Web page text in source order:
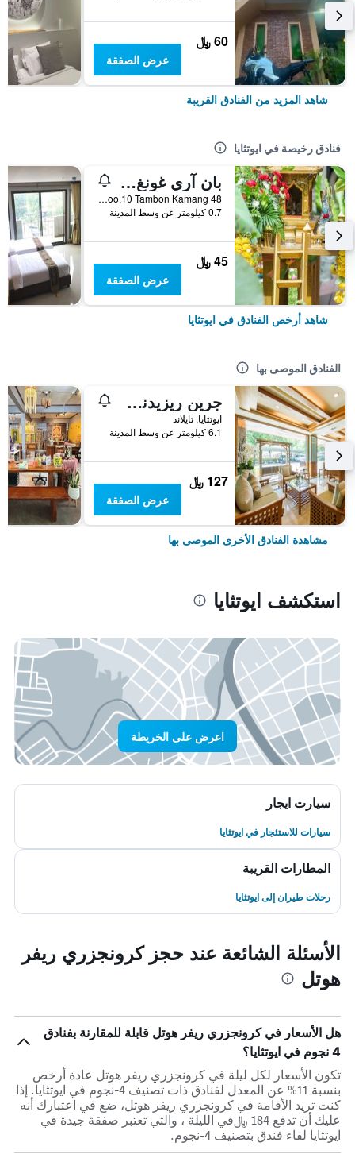
60 ﷼
عرض الصفقة
شاهد المزيد من الفنادق القريبة
فنادق رخيصة في ايوتثايا
بان آري غونغ يرفيرسايد هومستاي
48 Moo.10 Tambon Kamang, ايوتثايا, تايلاند
0.7 كيلومتر عن وسط المدينة
45 ﷼
عرض الصفقة
شاهد أرخص الفنادق في ايوتثايا
الفنادق الموصى بها
جرين ريزيدنس أيوتايا - اعتماد SHA Plus
ايوتثايا, تايلاند
6.1 كيلومتر عن وسط المدينة
127 ﷼
عرض الصفقة
مشاهدة الفنادق الأخرى الموصى بها
استكشف ايوتثايا
اعرض على الخريطة
سيارت ايجار
سيارات للاستئجار في ايوتثايا
المطارات القريبة
رحلات طيران إلى ايوتثايا
الأسئلة الشائعة عند حجز كرونجزري ريفر
هوتل
هل الأسعار في كرونجزري ريفر هوتل قابلة للمقارنة بفنادق
4 نجوم في ايوتثايا؟
تكون الأسعار لكل ليلة في كرونجزري ريفر هوتل عادة أرخص
بنسبة 11% عن المعدل لفنادق ذات تصنيف 4-نجوم في ايوتثايا. إذا
كنت تريد الأقامة في كرونجزري ريفر هوتل، ضع في اعتبارك أنه
عليك أن تدفع 184 ﷼في الليلة ، والتي تعتبر صفقة جيدة في
ايوتثايا لقاء فندق بتصنيف 4-نجوم.